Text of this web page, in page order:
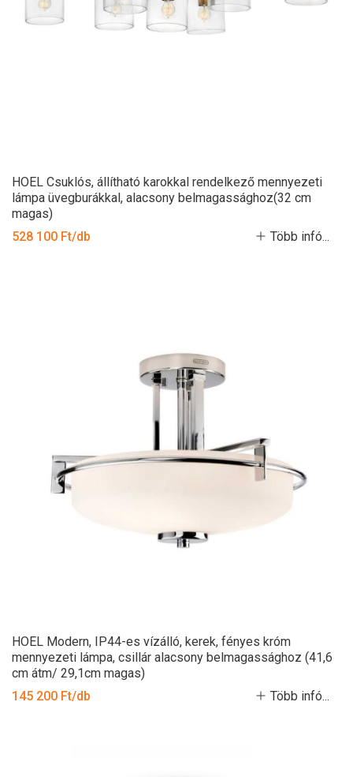
HOEL Csuklós, állítható karokkal rendelkező mennyezeti
lámpa üvegburákkal, alacsony belmagassághoz(32 cm
magas)
528 100 Ft/db
Több infó...
HOEL Modern, IP44-es vízálló, kerek, fényes króm
mennyezeti lámpa, csillár alacsony belmagassághoz (41,6
cm átm/ 29,1cm magas)
145 200 Ft/db
Több infó...